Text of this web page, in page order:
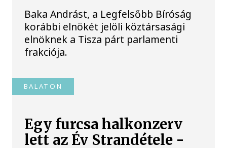
Baka Andrást, a Legfelsőbb Bíróság
korábbi elnökét jelöli köztársasági
elnöknek a Tisza párt parlamenti
frakciója.
BALATON
Egy furcsa halkonzerv
lett az Év Strandétele -